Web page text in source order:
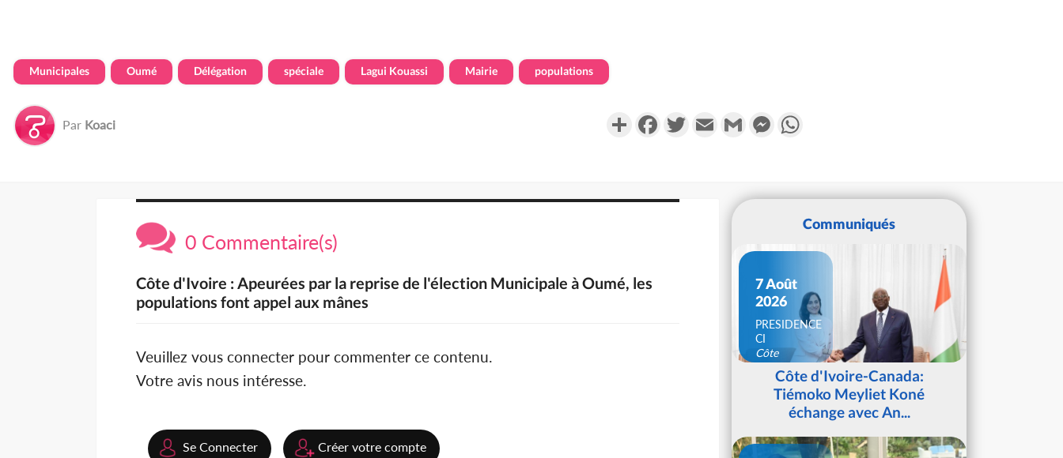
Municipales Oumé Délégation spéciale Lagui Kouassi Mairie populations
Par Koaci PartagerFacebookTwitterEmail Gmail Messenger
0 Commentaire(s)
Côte d'Ivoire : Apeurées par la reprise de l'élection Municipale à Oumé, les
populations font appel aux mânes
Veuillez vous connecter pour commenter ce contenu.
Votre avis nous intéresse.
Se Connecter Créer votre compte
Communiqués
7 Août
2026
PRESIDENCE
CI
Côte
d'IvoireCôte d'Ivoire-Canada:
Tiémoko Meyliet Koné
échange avec An...